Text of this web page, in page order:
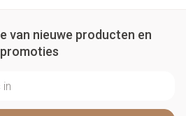
van nieuwe producten en
promoties